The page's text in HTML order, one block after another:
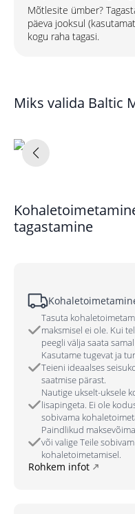
Mõtlesite ümber?
päeva jooksul
kogu raha tagasi.
Miks valida Baltic
tagastamine
Tasuta
maksmisel ei ole. Kui
peegli välja saata
Kasutame tugevat ja
Teieni ideaalses
saatmise pärast.
Nautige ukselt-uksele
lisapingeta. Ei ole
sobivama
Paindlikud
või valige Teile
kohaletoimetamisel.
Rohkem infot